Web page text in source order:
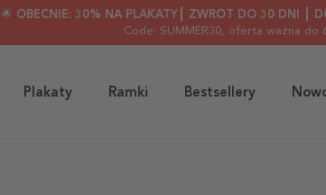
🌟 OBECNIE: 30% NA PLAKATY┃ ZWROT DO 30 DNI ┃
Code: SUMMER30, oferta ważna do
Plakaty Ramki Bestsellery